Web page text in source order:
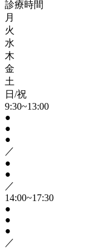
診療時間
月
火
水
木
金
土
日/祝
9:30~13:00
●
●
●
／
●
●
／
14:00~17:30
●
●
●
／